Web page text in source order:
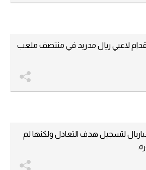
أقدام لاعبي ريال مدريد في منتصف ملعب
لتسجيل هدف التعادل ولكنها لم